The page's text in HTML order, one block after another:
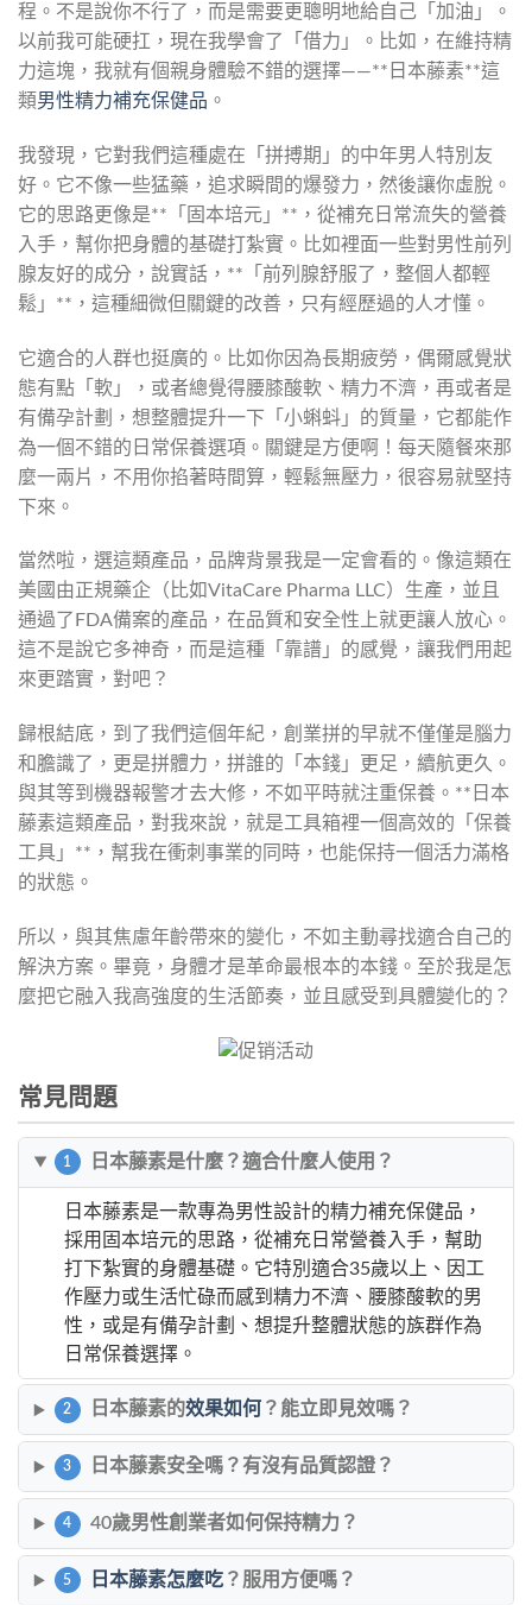
程。不是說你不行了，而是需要更聰明地給自己「加油」。
以前我可能硬扛，現在我學會了「借力」。比如，在維持精
力這塊，我就有個親身體驗不錯的選擇——**日本藤素**這
類男性精力補充保健品 。
我發現，它對我們這種處在「拼搏期」的中年男人特別友
好。它不像一些猛藥，追求瞬間的爆發力，然後讓你虛脫。
它的思路更像是**「固本培元」**，從補充日常流失的營養
入手，幫你把身體的基礎打紮實。比如裡面一些對男性前列
腺友好的成分，說實話，**「前列腺舒服了，整個人都輕
鬆」**，這種細微但關鍵的改善，只有經歷過的人才懂。
它適合的人群也挺廣的。比如你因為長期疲勞，偶爾感覺狀
態有點「軟」，或者總覺得腰膝酸軟、精力不濟，再或者是
有備孕計劃，想整體提升一下「小蝌蚪」的質量，它都能作
為一個不錯的日常保養選項。關鍵是方便啊！每天隨餐來那
麼一兩片，不用你掐著時間算，輕鬆無壓力，很容易就堅持
下來。
當然啦，選這類產品，品牌背景我是一定會看的。像這類在
美國由正規藥企（比如VitaCare Pharma LLC）生產，並且
通過了FDA備案的產品，在品質和安全性上就更讓人放心。
這不是說它多神奇，而是這種「靠譜」的感覺，讓我們用起
來更踏實，對吧？
歸根結底，到了我們這個年紀，創業拼的早就不僅僅是腦力
和膽識了，更是拼體力，拼誰的「本錢」更足，續航更久。
與其等到機器報警才去大修，不如平時就注重保養。**日本
藤素這類產品，對我來說，就是工具箱裡一個高效的「保養
工具」**，幫我在衝刺事業的同時，也能保持一個活力滿格
的狀態。
所以，與其焦慮年齡帶來的變化，不如主動尋找適合自己的
解決方案。畢竟，身體才是革命最根本的本錢。至於我是怎
麼把它融入我高強度的生活節奏，並且感受到具體變化的？
常見問題
1 日本藤素是什麼？適合什麼人使用？
日本藤素是一款專為男性設計的精力補充保健品，
採用固本培元的思路，從補充日常營養入手，幫助
打下紮實的身體基礎。它特別適合35歲以上、因工
作壓力或生活忙碌而感到精力不濟、腰膝酸軟的男
性，或是有備孕計劃、想提升整體狀態的族群作為
日常保養選擇。
2 日本藤素的效果如何 ？能立即見效嗎？
3 日本藤素安全嗎？有沒有品質認證？
4 40歲男性創業者如何保持精力？
5 日本藤素怎麼吃？服用方便嗎？